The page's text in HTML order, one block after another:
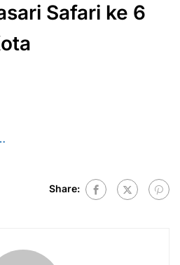
Safari ke 6
Share: